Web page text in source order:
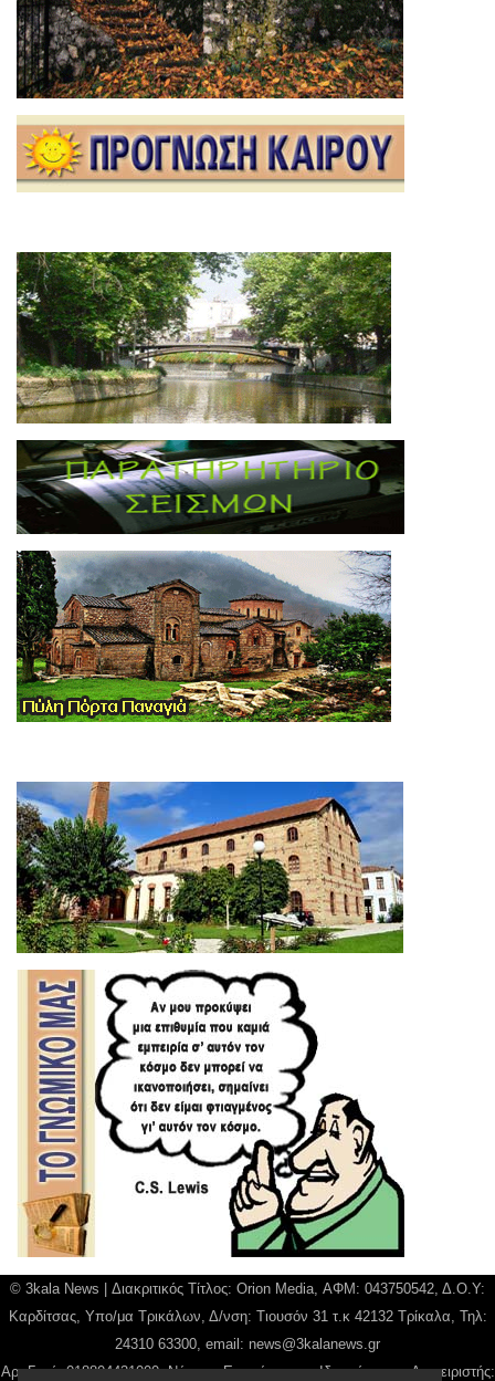
© 3kala News | Διακριτικός Τίτλος: Orion Media, ΑΦΜ: 043750542, Δ.Ο.Υ:
Καρδίτσας, Υπο/μα Τρικάλων, Δ/νση: Τιουσόν 31 τ.κ 42132 Τρίκαλα, Τηλ:
24310 63300, email: news@3kalanews.gr
Αρ. Γεμή: 018804431000, Νόμιμος Εκπρόσωπος, Ιδιοκτήτης και Διαχειριστής: